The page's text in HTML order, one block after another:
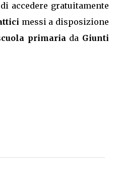
accedere gratuitamente
messi a disposizione
primariada Giunti